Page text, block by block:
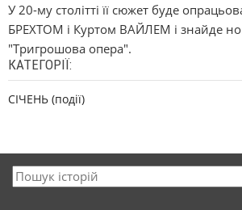
У 20-му столітті її сюжет буде
БРЕХТОМ і Куртом ВАЙЛЕМ і знайде
"Тригрошова опера".
КАТЕГОРІЇ:
СІЧЕНЬ (події)